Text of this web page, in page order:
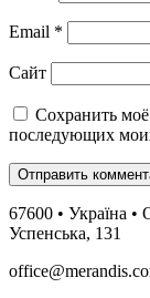
Email *
Сайт
Сохранить моё
последующих
67600 • Україна •
Успенська, 131